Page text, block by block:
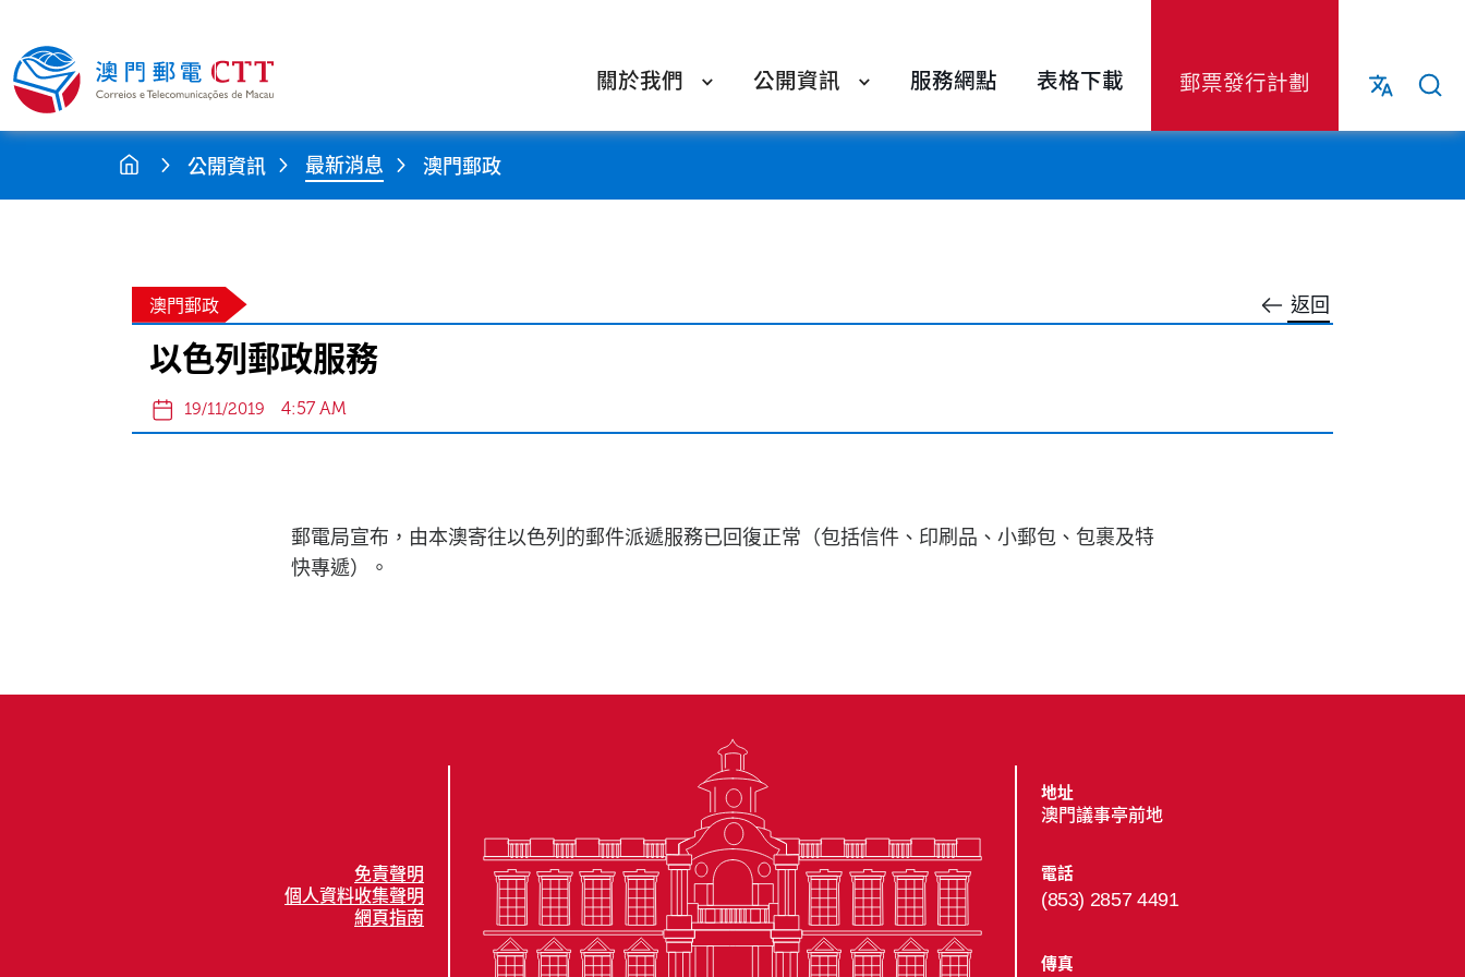
關於我們 公開資訊 服務網點 表格下載 郵票發行計劃
公開資訊 最新消息 澳門郵政
返回
澳門郵政
以色列郵政服務
19/11/2019 4:57 AM
郵電局宣布，由本澳寄往以色列的郵件派遞服務已回復正常（包括信件、印刷品、小郵包、包裹及特
快專遞）。
免責聲明
個人資料收集聲明
網頁指南
地址
澳門議事亭前地
電話
(853) 2857 4491
傳真